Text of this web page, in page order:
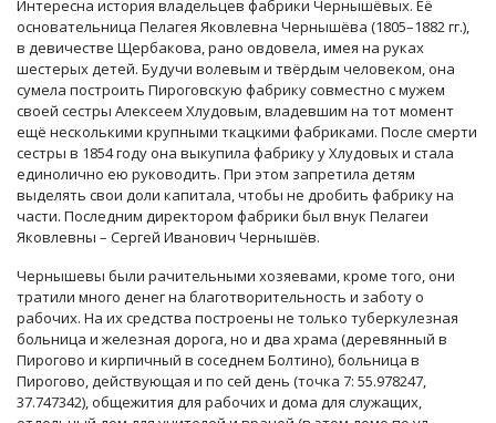
Интересна история владельцев фабрики Чернышёвых. Её
основательница Пелагея Яковлевна Чернышёва (1805–1882 гг.),
в девичестве Щербакова, рано овдовела, имея на руках
шестерых детей. Будучи волевым и твёрдым человеком, она
сумела построить Пироговскую фабрику совместно с мужем
своей сестры Алексеем Хлудовым, владевшим на тот момент
ещё несколькими крупными ткацкими фабриками. После смерти
сестры в 1854 году она выкупила фабрику у Хлудовых и стала
единолично ею руководить. При этом запретила детям
выделять свои доли капитала, чтобы не дробить фабрику на
части. Последним директором фабрики был внук Пелагеи
Яковлевны – Сергей Иванович Чернышёв.
Чернышевы были рачительными хозяевами, кроме того, они
тратили много денег на благотворительность и заботу о
рабочих. На их средства построены не только туберкулезная
больница и железная дорога, но и два храма (деревянный в
Пирогово и кирпичный в соседнем Болтино), больница в
Пирогово, действующая и по сей день (точка 7: 55.978247,
37.747342), общежития для рабочих и дома для служащих,